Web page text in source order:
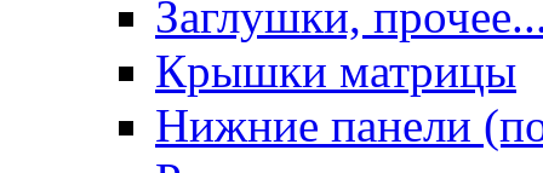
Заглушки,
Крышки матрицы
Нижние панели